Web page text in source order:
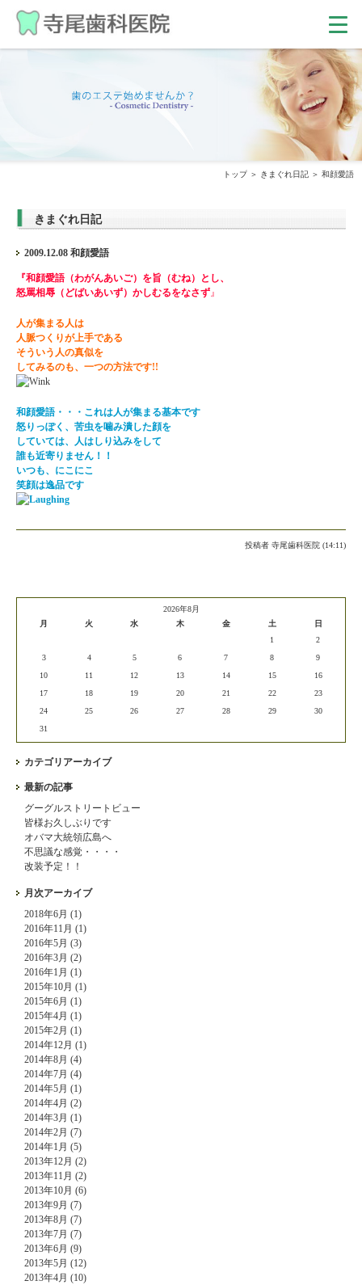
トップ きまぐれ日記 和顔愛語
きまぐれ日記
2009.12.08 和顔愛語
『和顔愛語（わがんあいご）を旨（むね）とし、
怒罵相辱（どばいあいず）かしむるをなさず』
人が集まる人は
人脈つくりが上手である
そういう人の真似を
してみるのも、一つの方法です!!
和顔愛語・・・これは人が集まる基本です
怒りっぽく、苦虫を噛み潰した顔を
していては、人はしり込みをして
誰も近寄りません！！
いつも、にこにこ
笑顔は逸品です
投稿者 寺尾歯科医院 (14:11)
2026年8月
月
火 水 木 金 土
日
1
2
3
4 5 6 7 8
9
10
11 12 13 14 15
16
17
18 19 20 21 22
23
24
25 26 27 28 29
30
31
カテゴリアーカイブ
最新の記事
グーグルストリートビュー
皆様お久しぶりです
オバマ大統領広島へ
不思議な感覚・・・・
改装予定！！
月次アーカイブ
2018年6月 (1)
2016年11月 (1)
2016年5月 (3)
2016年3月 (2)
2016年1月 (1)
2015年10月 (1)
2015年6月 (1)
2015年4月 (1)
2015年2月 (1)
2014年12月 (1)
2014年8月 (4)
2014年7月 (4)
2014年5月 (1)
2014年4月 (2)
2014年3月 (1)
2014年2月 (7)
2014年1月 (5)
2013年12月 (2)
2013年11月 (2)
2013年10月 (6)
2013年9月 (7)
2013年8月 (7)
2013年7月 (7)
2013年6月 (9)
2013年5月 (12)
2013年4月 (10)